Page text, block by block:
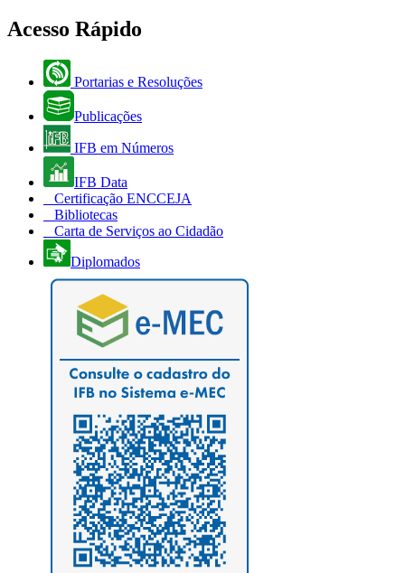
Acesso Rápido
Portarias e Resoluções
Publicações
IFB em Números
IFB Data
Certificação ENCCEJA
Bibliotecas
Carta de Serviços ao Cidadão
Diplomados